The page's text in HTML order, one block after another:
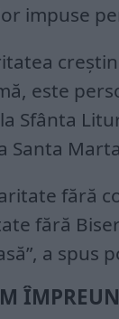
impuse
este
Sfânta
Santa
fără
fără
a spus